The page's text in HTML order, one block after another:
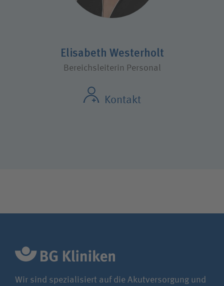
Elisabeth Westerholt
Bereichsleiterin Personal
Kontakt
Wir sind spezialisiert auf die Akutversorgung und